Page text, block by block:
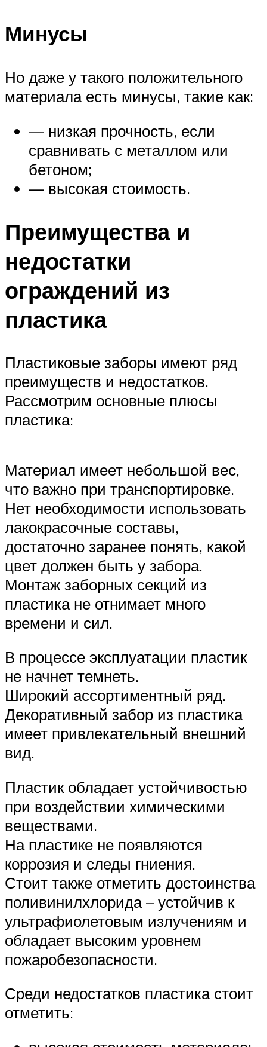
Минусы
Но даже у такого положительного
материала есть минусы, такие как:
— низкая прочность, если
сравнивать с металлом или
бетоном;
— высокая стоимость.
Преимущества и
недостатки
ограждений из
пластика
Пластиковые заборы имеют ряд
преимуществ и недостатков.
Рассмотрим основные плюсы
пластика:
Материал имеет небольшой вес,
что важно при транспортировке.
Нет необходимости использовать
лакокрасочные составы,
достаточно заранее понять, какой
цвет должен быть у забора.
Монтаж заборных секций из
пластика не отнимает много
времени и сил.
В процессе эксплуатации пластик
не начнет темнеть.
Широкий ассортиментный ряд.
Декоративный забор из пластика
имеет привлекательный внешний
вид.
Пластик обладает устойчивостью
при воздействии химическими
веществами.
На пластике не появляются
коррозия и следы гниения.
Стоит также отметить достоинства
поливинилхлорида – устойчив к
ультрафиолетовым излучениям и
обладает высоким уровнем
пожаробезопасности.
Среди недостатков пластика стоит
отметить: